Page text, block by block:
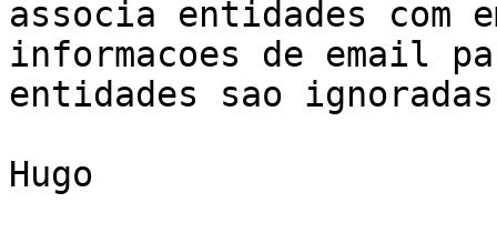
associa entidades com
informacoes de email
entidades sao
Hugo